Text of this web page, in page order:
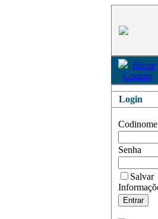
Home
Contato
Login
Codinome
Senha
Salvar